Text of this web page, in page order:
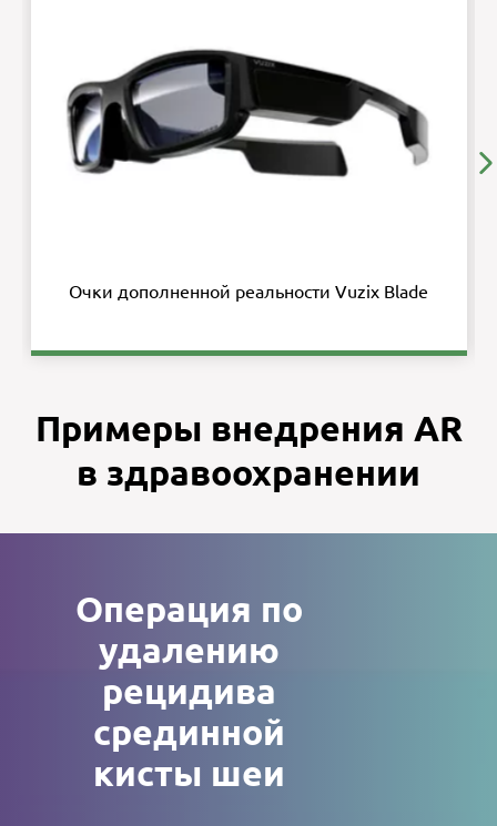
Очки дополненной реальности Vuzix Blade
Примеры внедрения AR
в здравоохранении
Операция по
удалению
рецидива
срединной
кисты шеи